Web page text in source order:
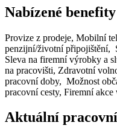
Nabízené benefity
Provize z prodeje, Mobilní
penzijní/životní připojištění,
Sleva na firemní výrobky a
na pracovišti, Zdravotní
pracovní doby, Možnost
pracovní cesty, Firemní
Aktuální